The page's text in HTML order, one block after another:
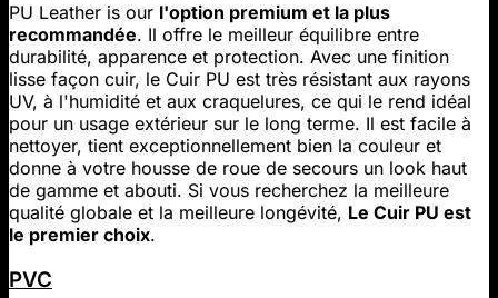
PU Leather is our l'option premium et la plus
recommandée. Il offre le meilleur équilibre entre
durabilité, apparence et protection. Avec une finition
lisse façon cuir, le Cuir PU est très résistant aux rayons
UV, à l'humidité et aux craquelures, ce qui le rend idéal
pour un usage extérieur sur le long terme. Il est facile à
nettoyer, tient exceptionnellement bien la couleur et
donne à votre housse de roue de secours un look haut
de gamme et abouti. Si vous recherchez la meilleure
qualité globale et la meilleure longévité, Le Cuir PU est
le premier choix.
PVC